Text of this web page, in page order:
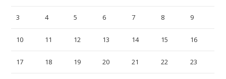
3 4 5 6 7 8 9
10 11 12 13 14 15 16
17 18 19 20 21 22 23